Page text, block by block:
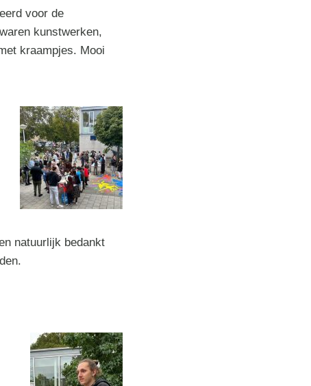
voor de
kunstwerken,
kraampjes. Mooi
natuurlijk bedankt